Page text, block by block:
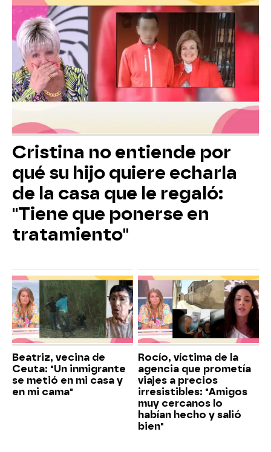
Cristina no entiende por
qué su hijo quiere echarla
de la casa que le regaló:
"Tiene que ponerse en
tratamiento"
Beatriz, vecina de
Ceuta: "Un inmigrante
se metió en mi casa y
en mi cama"
Rocío, víctima de la
agencia que prometía
viajes a precios
irresistibles: "Amigos
muy cercanos lo
habían hecho y salió
bien"